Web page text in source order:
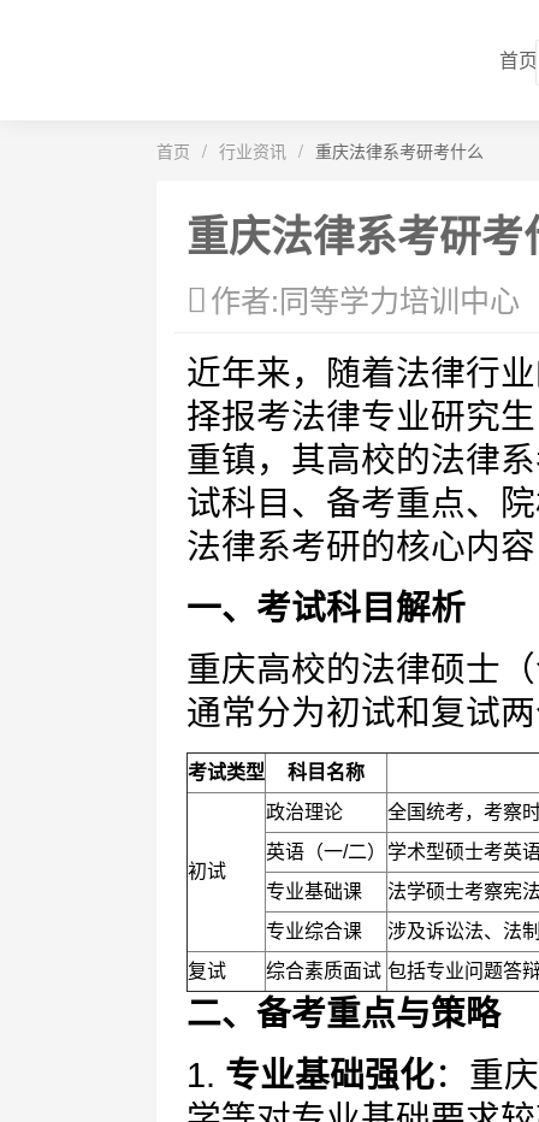
首页
首页 / 行业资讯 / 重庆法律系考研考什么
重庆法律系考研考
作者:同等学力培训中心
近年来，随着法律行
择报考法律专业研究
重镇，其高校的法律
试科目、备考重点、
法律系考研的核心内
一、考试科目解析
重庆高校的法律硕士
通常分为初试和复试
考试类型 科目名称
初试
政治理论
全国统考，考察
英语（一/二）
学术型硕士考英
专业基础课
法学硕士考察宪
专业综合课
涉及诉讼法、法
复试
综合素质面试 包括专业问题答
二、备考重点与策略
1. 专业基础强化：重